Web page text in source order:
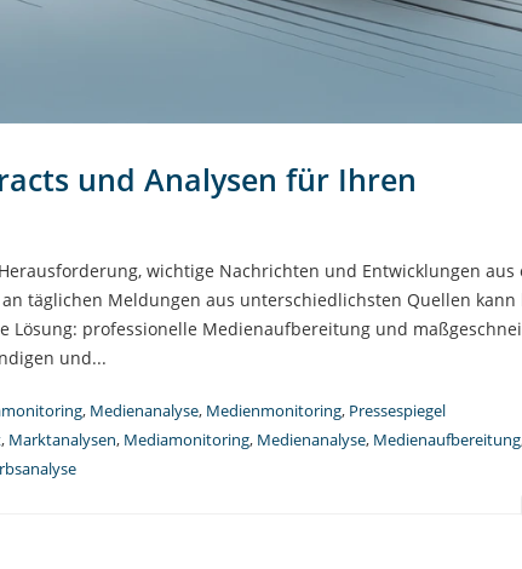
und Analysen für Ihren
wichtige Nachrichten und Entwicklungen aus
täglichen Meldungen aus unterschiedlichsten Quellen kann
professionelle Medienaufbereitung und
und...
, Medienanalyse, Medienmonitoring, Pressespiegel
, Marktanalysen, Mediamonitoring, Medienanalyse, Medienaufbereitung